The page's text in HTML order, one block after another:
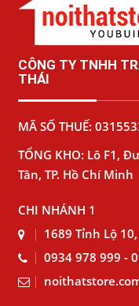
CÔNG TY TNHH
THÁI
MÃ SỐ THUẾ:
TỔNG KHO: Lô F1,
Tân, TP. Hồ Chí Minh
CHI NHÁNH 1
1689 Tỉnh Lộ 10,
0934 978 999 -